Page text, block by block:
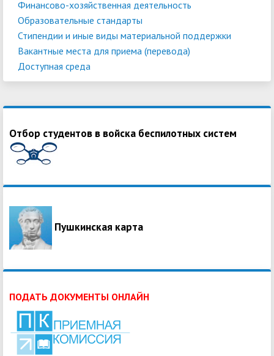
Финансово-хозяйственная деятельность
Образовательные стандарты
Стипендии и иные виды материальной поддержки
Вакантные места для приема (перевода)
Доступная среда
Отбор студентов в войска беспилотных систем
Пушкинская карта
ПОДАТЬ ДОКУМЕНТЫ ОНЛАЙН